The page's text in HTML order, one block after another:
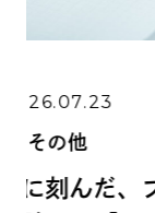
島野真希